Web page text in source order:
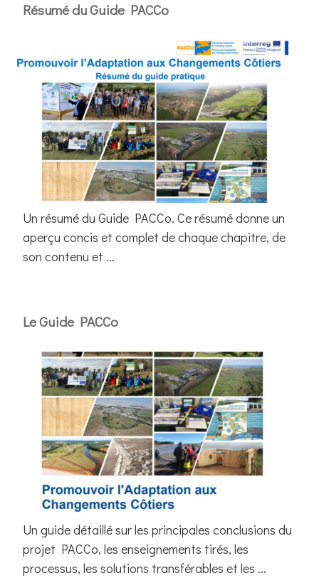
Résumé du Guide PACCo
Un résumé du Guide PACCo. Ce résumé donne un
aperçu concis et complet de chaque chapitre, de
son contenu et ...
Le Guide PACCo
Un guide détaillé sur les principales conclusions du
projet PACCo, les enseignements tirés, les
processus, les solutions transférables et les ...